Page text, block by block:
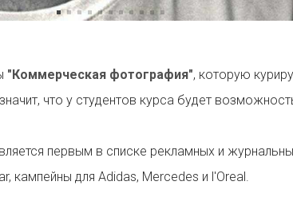
"Коммерческая фотография", которую
что у студентов курса будет
первым в списке рекламных и
кампейны для Adidas, Mercedes и l'Oreal.